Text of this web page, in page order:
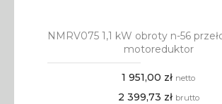
NMRV075 1,1 kW obroty n-56
motoreduktor
1 951,00 zł netto
2 399,73 zł brutto